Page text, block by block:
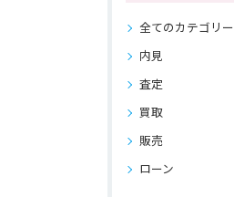
全てのカテゴリー
内見
査定
買取
販売
ローン